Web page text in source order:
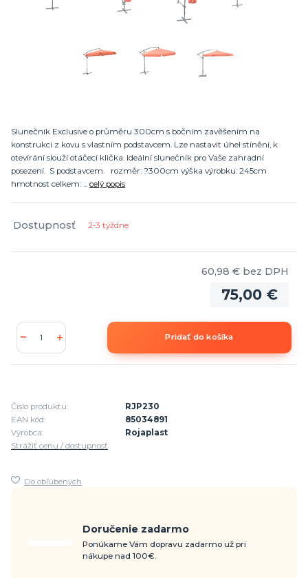
Slunečník Exclusive o průměru 300cm s bočním zavěšením na
konstrukci z kovu s vlastním podstavcem. Lze nastavit úhel stínění, k
otevírání slouží otáčecí klička. Ideální slunečník pro Vaše zahradní
posezení. S podstavcem. rozměr: ?300cm výška výrobku: 245cm
hmotnost celkem: ... celý popis
Dostupnosť 2-3 týždne
75,00 €
60,98 € bez DPH
Pridať do košíka
Číslo produktu:
RJP230
EAN kód:
85034891
Výrobca:
Rojaplast
Strážiť cenu / dostupnosť
Do obľúbených
Doručenie zadarmo
Ponúkame Vám dopravu zadarmo už pri
nákupe nad 100€.